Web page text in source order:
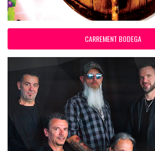
CARREMENT BODEGA